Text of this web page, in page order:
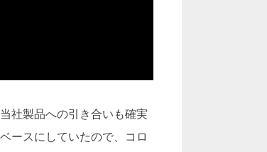
社製品への引き合いも確実
ースにしていたので、コロ